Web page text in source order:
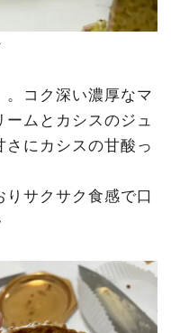
。コク深い濃厚なマ
ームとカシスのジュ
さにカシスの甘酸っ
サクサク食感で口